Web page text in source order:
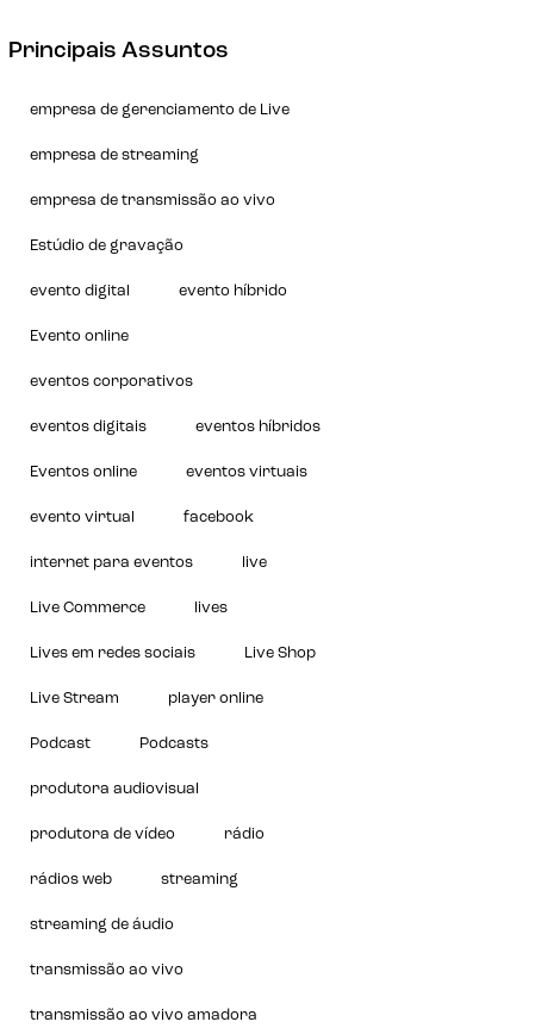
Principais Assuntos
empresa de gerenciamento de Live
empresa de streaming
empresa de transmissão ao vivo
Estúdio de gravação
evento digital evento híbrido
Evento online
eventos corporativos
eventos digitais eventos híbridos
Eventos online eventos virtuais
evento virtual facebook
internet para eventos live
Live Commerce lives
Lives em redes sociais Live Shop
Live Stream player online
Podcast Podcasts
produtora audiovisual
produtora de vídeo rádio
rádios web streaming
streaming de áudio
transmissão ao vivo
transmissão ao vivo amadora